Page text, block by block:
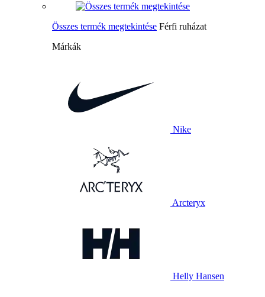
Összes termék megtekintése Férfi ruházat
Márkák
Nike
Arcteryx
Helly Hansen